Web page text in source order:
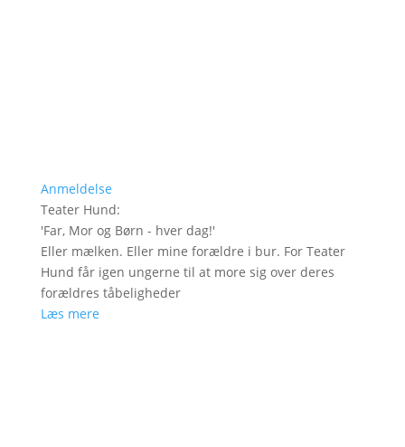
Anmeldelse
Teater Hund:
'Far, Mor og Børn - hver dag!'
Eller mælken. Eller mine forældre i bur. For Teater
Hund får igen ungerne til at more sig over deres
forældres tåbeligheder
Læs mere